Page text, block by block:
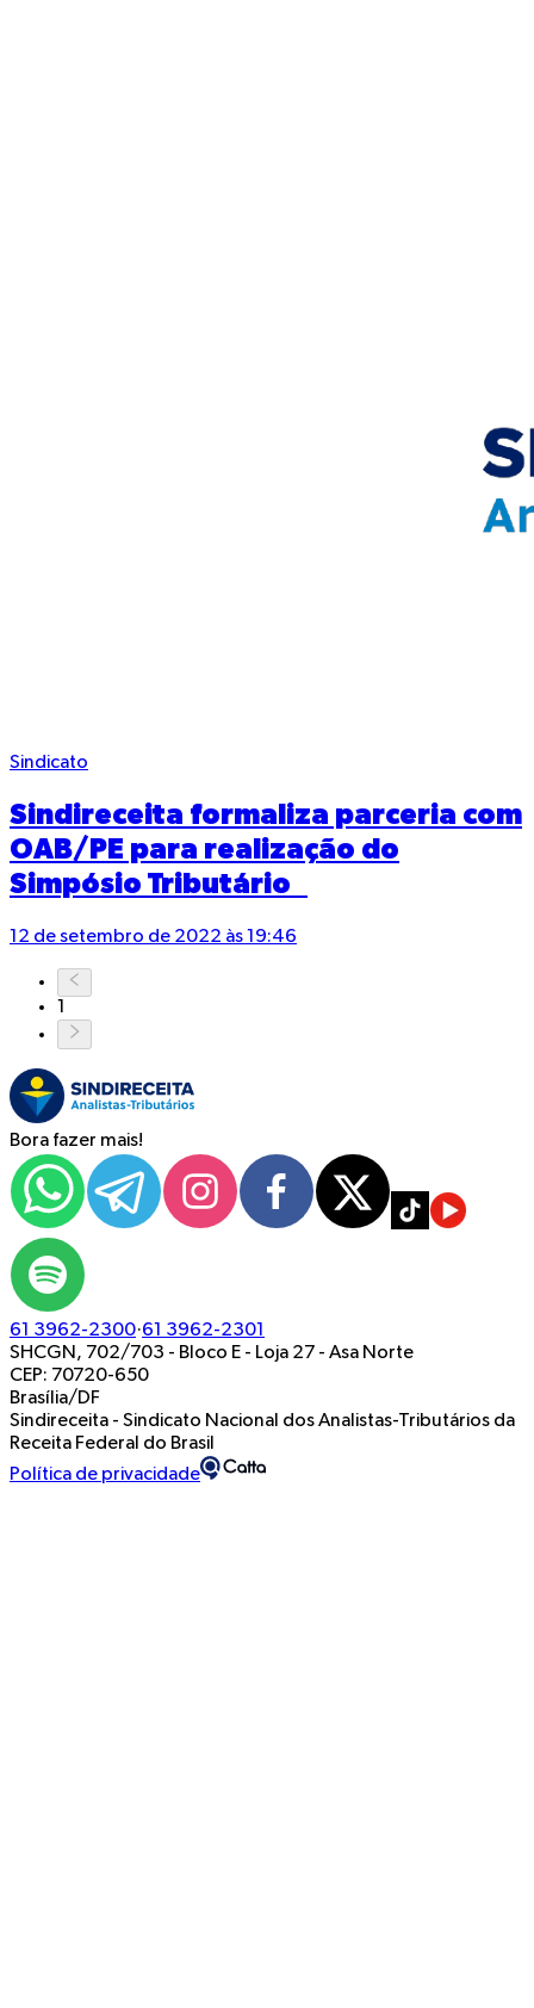
Sindicato
Sindireceita formaliza parceria com
OAB/PE para realização do
Simpósio Tributário
12 de setembro de 2022 às 19:46
1
Bora fazer mais!
61 3962-2300·61 3962-2301
SHCGN, 702/703 - Bloco E - Loja 27 - Asa Norte
CEP: 70720-650
Brasília/DF
Sindireceita - Sindicato Nacional dos Analistas-Tributários da
Receita Federal do Brasil
Política de privacidade